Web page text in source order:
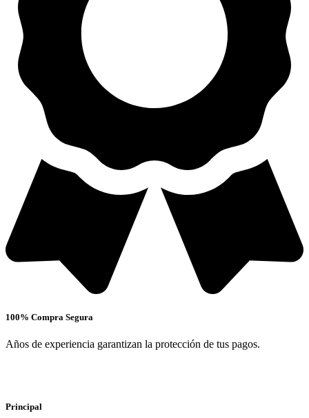
100% Compra Segura
Años de experiencia garantizan la protección de tus pagos.
Principal